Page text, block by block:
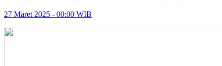
27 Maret 2025 - 00:00 WIB